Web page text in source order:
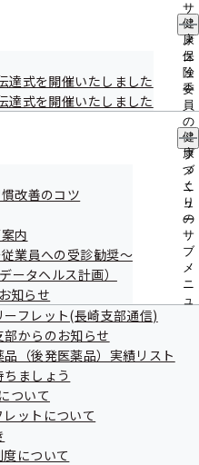
サ
ブ
メ
ニ
ュ
ー
健
康
保
険
委
員
の
サ
ブ
メ
ニ
ュ
ー
達式を開催いたしました
達式を開催いたしました
健
康
づ
く
り
の
サ
ブ
メ
ニ
ュ
改善のコツ
内
業員への受診勧奨～
ータヘルス計画）
知らせ
フレット(長崎支部通信)
からのお知らせ
（後発医薬品）実績リスト
ましょう
ついて
ットについて
について